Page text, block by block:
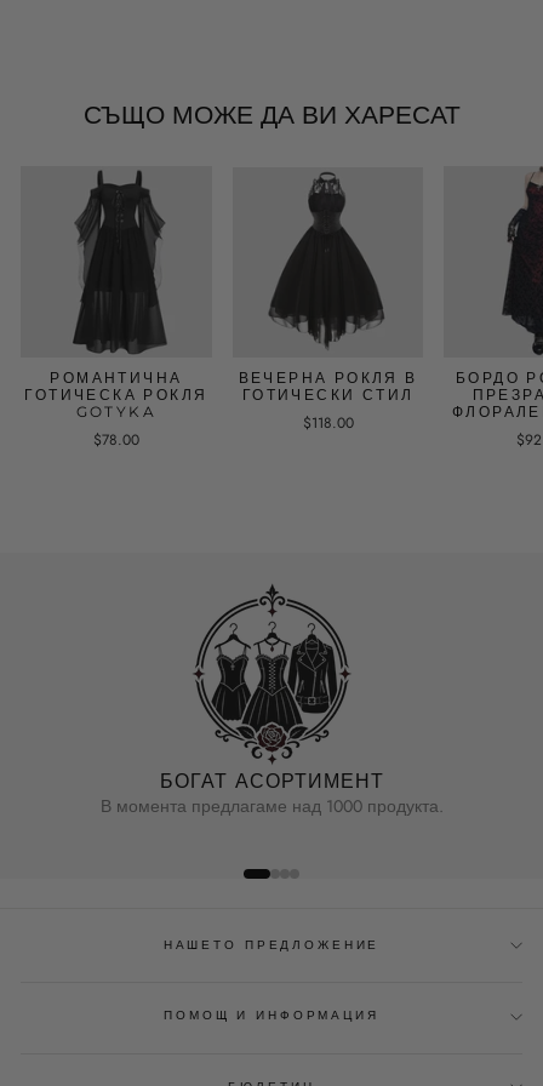
СЪЩО МОЖЕ ДА ВИ ХАРЕСАТ
РОМАНТИЧНА
ГОТИЧЕСКА РОКЛЯ
GOTYKA
$78.00
ВЕЧЕРНА РОКЛЯ В
ГОТИЧЕСКИ СТИЛ
$118.00
БОРДО
БОГАТ АСОРТИМЕНТ
В момента предлагаме над 1000 продукта.
НАШЕТО ПРЕДЛОЖЕНИЕ
ПОМОЩ И ИНФОРМАЦИЯ